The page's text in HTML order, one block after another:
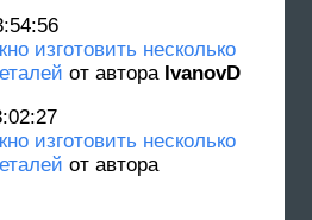
изготовить несколько
от автора IvanovD
изготовить несколько
от автора